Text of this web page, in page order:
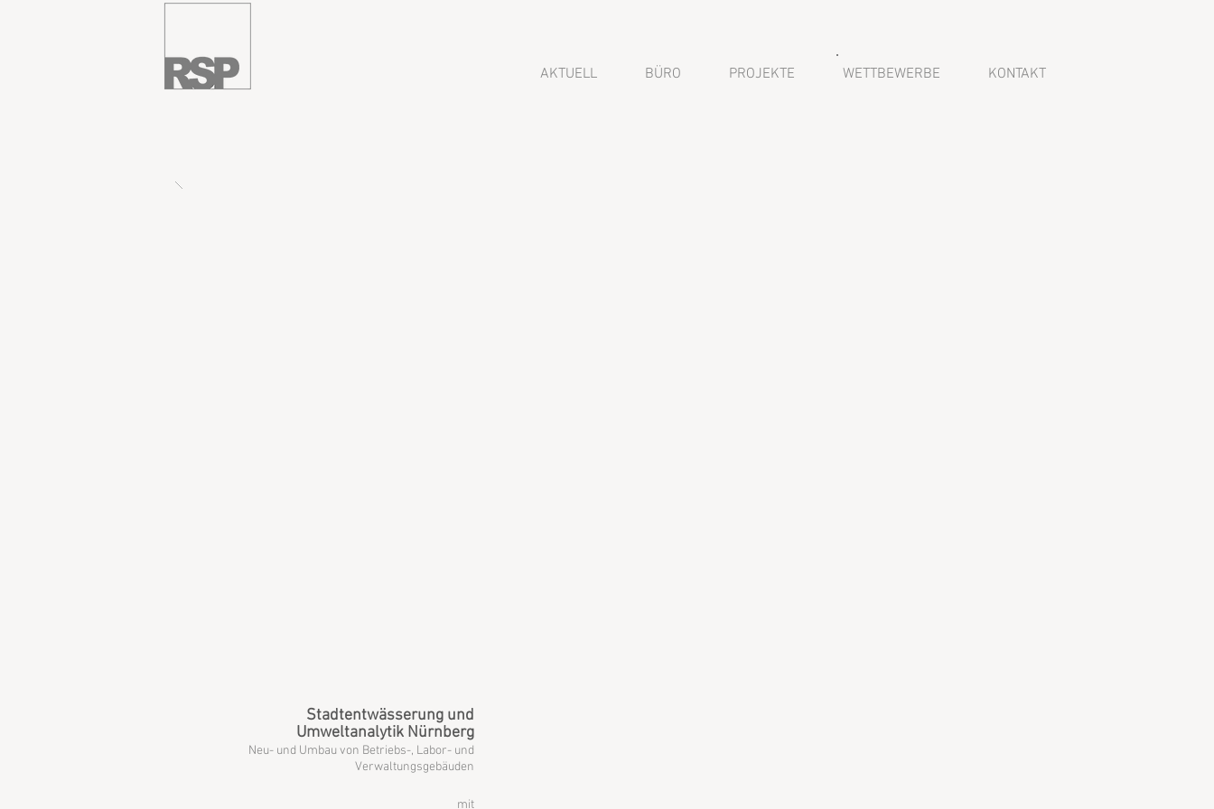
AKTUELL BÜRO PROJEKTE WETTBEWERBE KONTAKT
Stadtentwässerung und
Umweltanalytik Nürnberg
Neu- und Umbau von Betriebs-, Labor- und
Verwaltungsgebäuden
mit